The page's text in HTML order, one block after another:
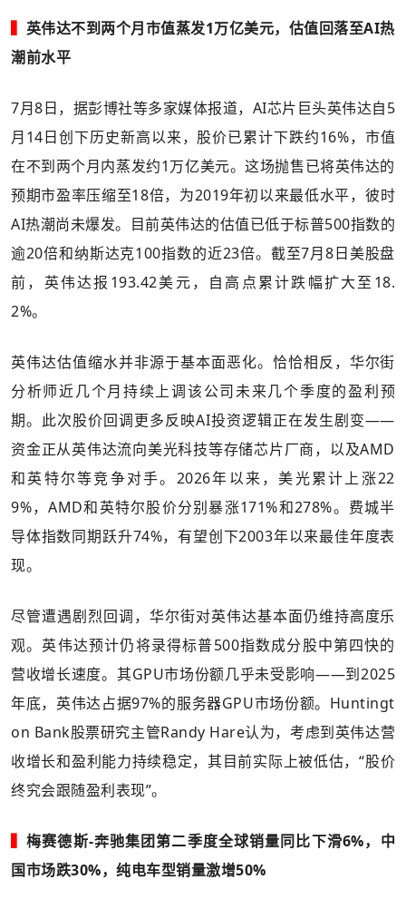
英伟达不到两个月市值蒸发1万亿美元，估值回落至AI热
潮前水平
7月8日，据彭博社等多家媒体报道，AI芯片巨头英伟达自5
月14日创下历史新高以来，股价已累计下跌约16%，市值
在不到两个月内蒸发约1万亿美元。这场抛售已将英伟达的
预期市盈率压缩至18倍，为2019年初以来最低水平，彼时
AI热潮尚未爆发。目前英伟达的估值已低于标普500指数的
逾20倍和纳斯达克100指数的近23倍。截至7月8日美股盘
前，英伟达报193.42美元，自高点累计跌幅扩大至18.
2%。
英伟达估值缩水并非源于基本面恶化。恰恰相反，华尔街
分析师近几个月持续上调该公司未来几个季度的盈利预
期。此次股价回调更多反映AI投资逻辑正在发生剧变——
资金正从英伟达流向美光科技等存储芯片厂商，以及AMD
和英特尔等竞争对手。2026年以来，美光累计上涨22
9%，AMD和英特尔股价分别暴涨171%和278%。费城半
导体指数同期跃升74%，有望创下2003年以来最佳年度表
现。
尽管遭遇剧烈回调，华尔街对英伟达基本面仍维持高度乐
观。英伟达预计仍将录得标普500指数成分股中第四快的
营收增长速度。其GPU市场份额几乎未受影响——到2025
年底，英伟达占据97%的服务器GPU市场份额。Huntingt
on Bank股票研究主管Randy Hare认为，考虑到英伟达营
收增长和盈利能力持续稳定，其目前实际上被低估，“股价
终究会跟随盈利表现”。
梅赛德斯-奔驰集团第二季度全球销量同比下滑6%，中
国市场跌30%，纯电车型销量激增50%